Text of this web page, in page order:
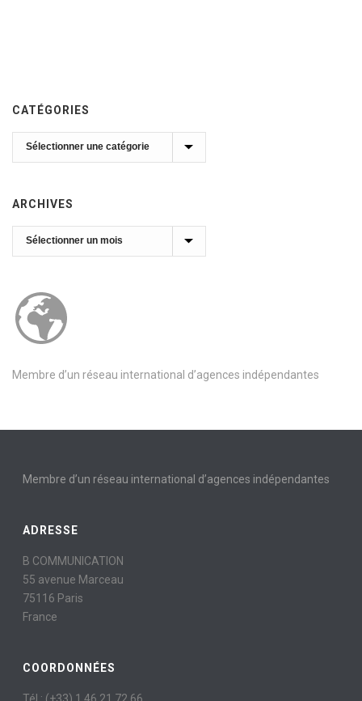
CATÉGORIES
Catégories
ARCHIVES
Archives
Membre d’un réseau international d’agences indépendantes
Membre d’un réseau international d’agences indépendantes
ADRESSE
B COMMUNICATION
55 avenue Marceau
75116 Paris
France
COORDONNÉES